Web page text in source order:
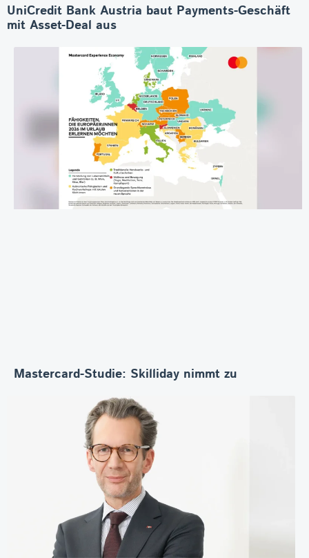
UniCredit Bank Austria baut Payments-Geschäft
mit Asset-Deal aus
Mastercard-Studie: Skilliday nimmt zu